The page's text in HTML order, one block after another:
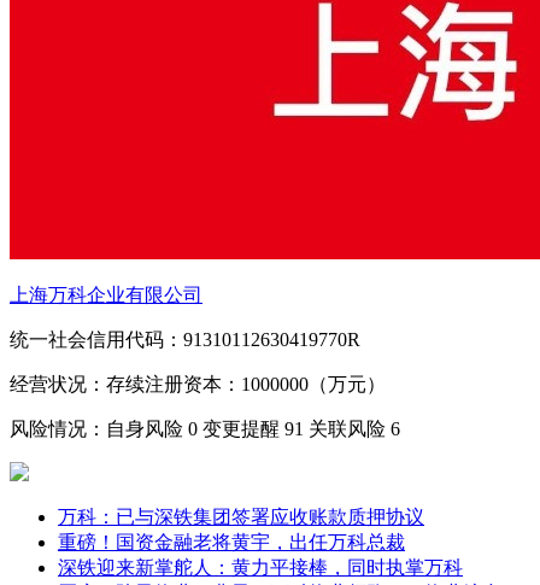
上海万科企业有限公司
统一社会信用代码：91310112630419770R
经营状况：存续注册资本：1000000（万元）
风险情况：自身风险 0 变更提醒 91 关联风险 6
万科：已与深铁集团签署应收账款质押协议
重磅！国资金融老将黄宇，出任万科总裁
深铁迎来新掌舵人：黄力平接棒，同时执掌万科